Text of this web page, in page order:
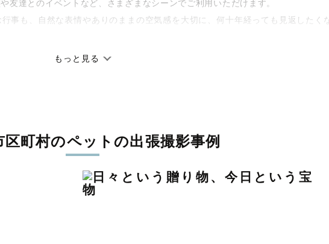
友達とのイベントなど、さまざまなシーンでご利用いただけます。
事も、自然な表情やありのままの空気感を大切に、何十年経っても見返したく
げます
た！」と思える一枚に出会えます。まずは、ラブグラフの撮影事例をご覧くださ
もっと見る
区町村のペットの出張撮影事例